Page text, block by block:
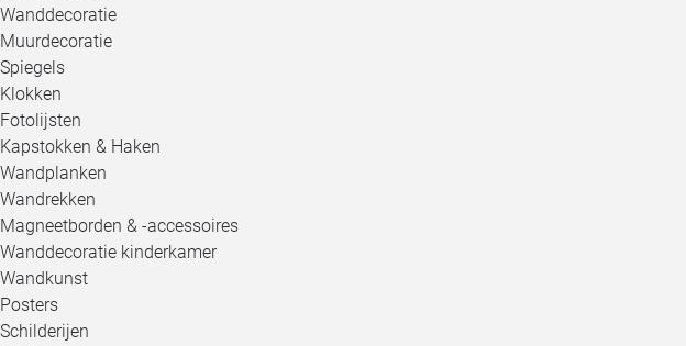
Wanddecoratie
Muurdecoratie
Spiegels
Klokken
Fotolijsten
Kapstokken & Haken
Wandplanken
Wandrekken
Magneetborden & -accessoires
Wanddecoratie kinderkamer
Wandkunst
Posters
Schilderijen